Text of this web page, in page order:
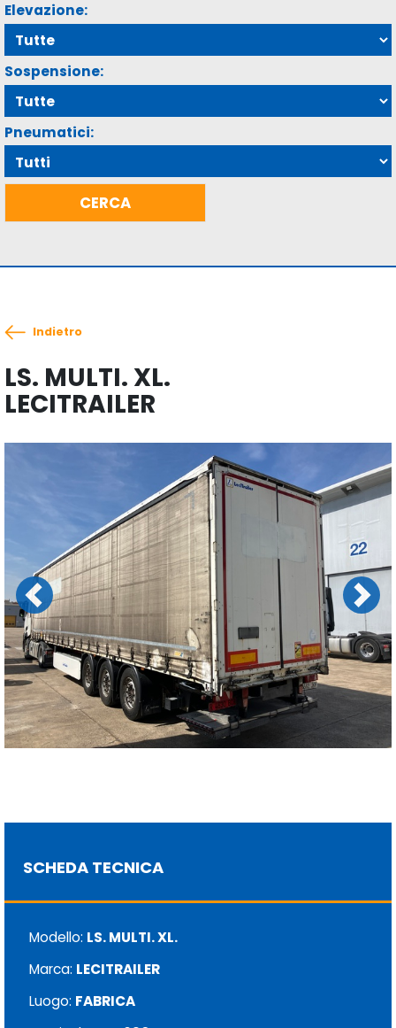
Elevazione:
Sospensione:
Pneumatici:
Indietro
LS. MULTI. XL.
LECITRAILER
Previous Next
SCHEDA TECNICA
Modello: LS. MULTI. XL.
Marca: LECITRAILER
Luogo: FABRICA